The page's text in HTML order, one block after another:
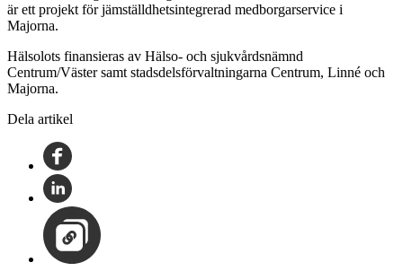
är ett projekt för jämställdhetsintegrerad medborgarservice i
Majorna.
Hälsolots finansieras av Hälso- och sjukvårdsnämnd
Centrum/Väster samt stadsdelsförvaltningarna Centrum, Linné och
Majorna.
Dela artikel